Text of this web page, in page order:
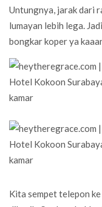
Untungnya, jarak dari
lumayan lebih lega.
bongkar koper ya
Kita sempet telepon ke